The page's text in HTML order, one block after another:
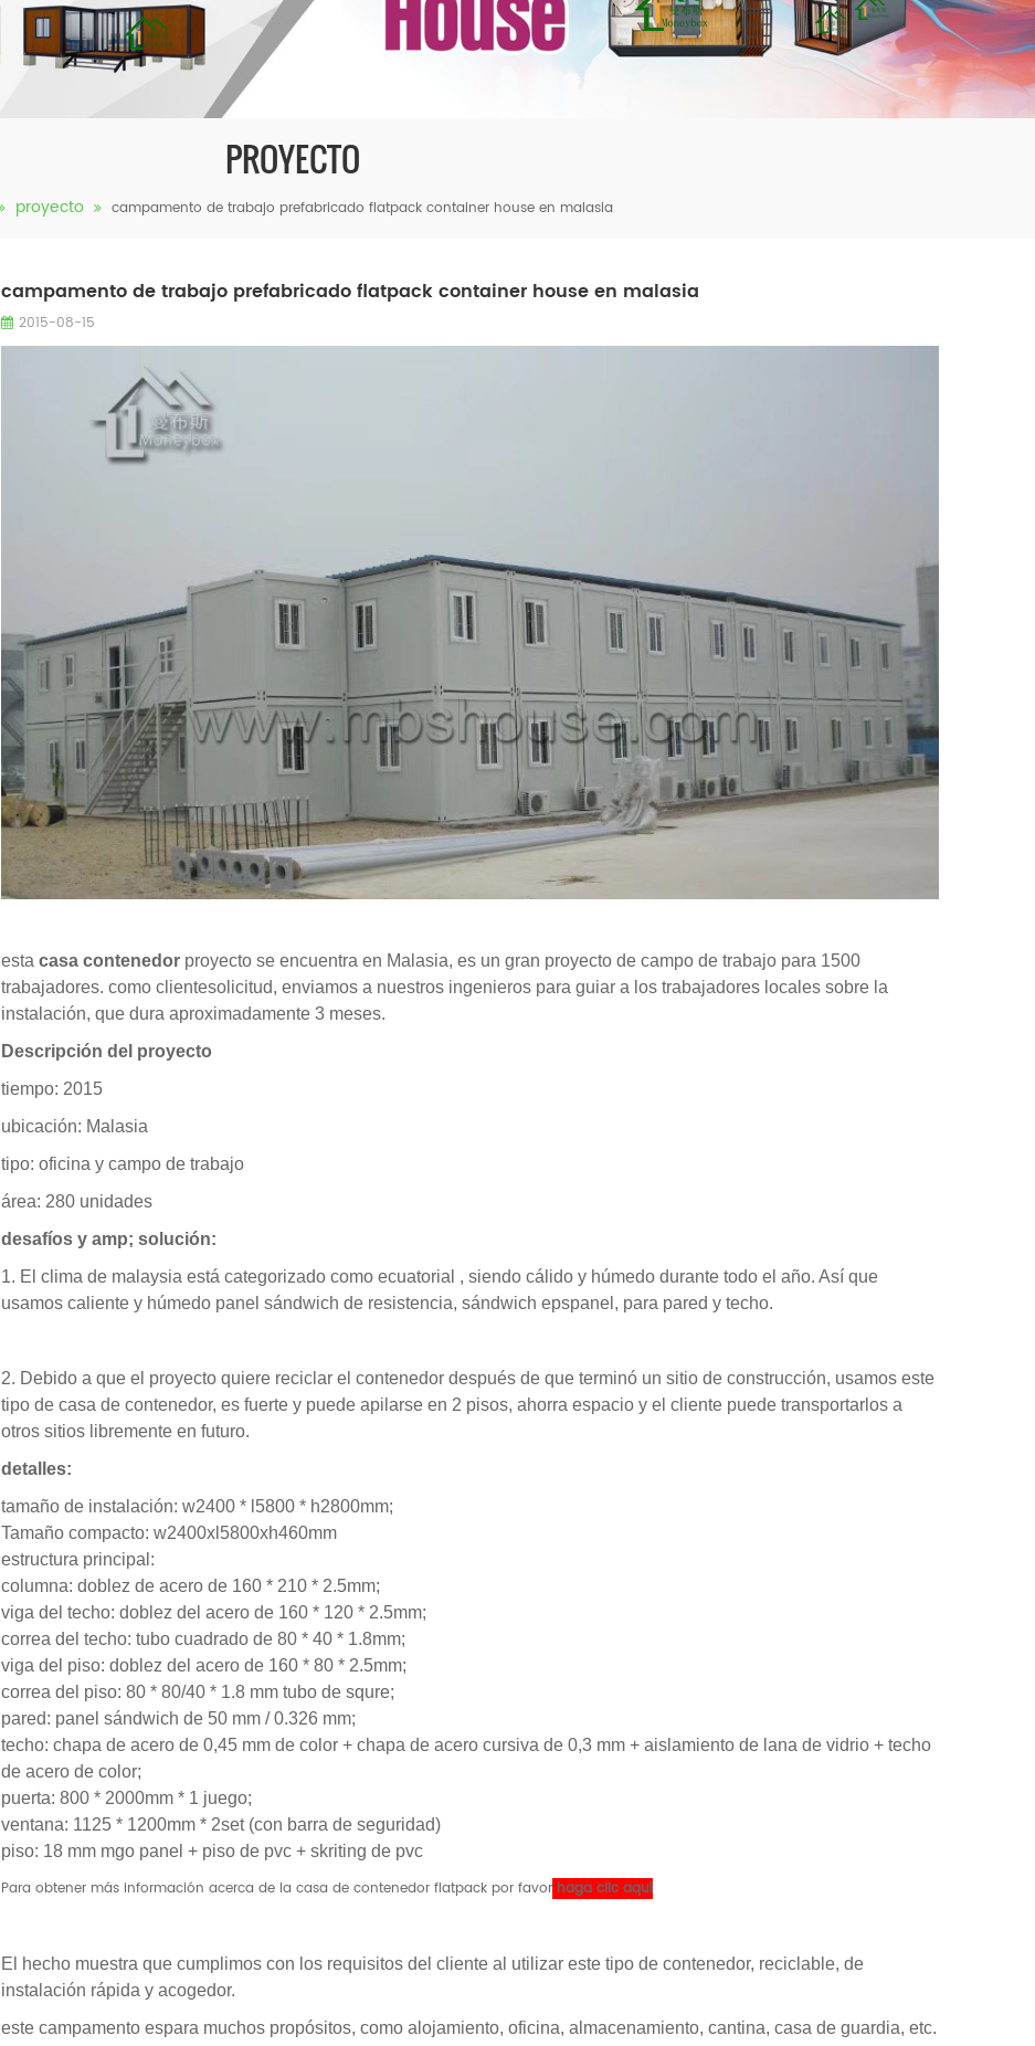
PROYECTO
proyecto campamento de trabajo prefabricado flatpack container house en malasia
campamento de trabajo prefabricado flatpack container house en malasia
2015-08-15
esta casa contenedorproyecto se encuentra en Malasia, es un gran proyecto de campo de trabajo para 1500
trabajadores. como clientesolicitud, enviamos a nuestros ingenieros para guiar a los trabajadores locales sobre la
instalación, que dura aproximadamente 3 meses.
Descripción del proyecto
tiempo: 2015
ubicación: Malasia
tipo: oficina y campo de trabajo
área: 280 unidades
desafíos y amp; solución:
1. El clima de malaysia está categorizado comoecuatorial , siendo cálido y húmedo durante todo el año. Así que
usamos caliente yhúmedopanel sándwich de resistencia, sándwich epspanel, para pared y techo.
2. Debido a que el proyecto quiere reciclar el contenedor después de que terminó un sitio de construcción, usamos este
tipo de casa de contenedor, es fuerte y puede apilarse en 2 pisos, ahorra espacio y el cliente puede transportarlos a
otros sitios libremente en futuro.
detalles:
tamaño de instalación: w2400 * l5800 * h2800mm;
Tamaño compacto: w2400xl5800xh460mm
estructura principal:
columna: doblez de acero de 160 * 210 * 2.5mm;
viga del techo: doblez del acero de 160 * 120 * 2.5mm;
correa del techo: tubo cuadrado de 80 * 40 * 1.8mm;
viga del piso: doblez del acero de 160 * 80 * 2.5mm;
correa del piso: 80 * 80/40 * 1.8 mm tubo de squre;
pared: panel sándwich de 50 mm / 0.326 mm;
techo: chapa de acero de 0,45 mm de color + chapa de acero cursiva de 0,3 mm + aislamiento de lana de vidrio + techo
de acero de color;
puerta: 800 * 2000mm * 1 juego;
ventana: 1125 * 1200mm * 2set (con barra de seguridad)
piso: 18 mm mgo panel + piso de pvc + skriting de pvc
Para obtener más información acerca de la casa de contenedor flatpack por favorhaga clic aquí
El hecho muestra que cumplimos con los requisitos del cliente al utilizar este tipo de contenedor, reciclable, de
instalación rápida y acogedor.
este campamento espara muchos propósitos, como alojamiento, oficina, almacenamiento, cantina, casa de guardia, etc.
mbshou
se.com